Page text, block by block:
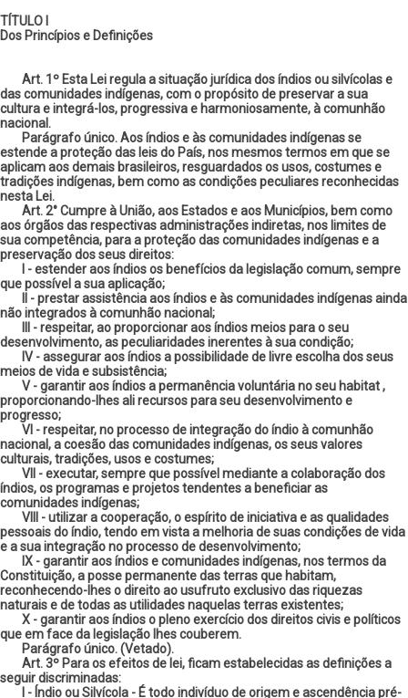
TÍTULO I
Dos Princípios e Definições
Art. 1º Esta Lei regula a situação jurídica dos índios ou silvícolas e
das comunidades indígenas, com o propósito de preservar a sua
cultura e integrá-los, progressiva e harmoniosamente, à comunhão
nacional.
Parágrafo único. Aos índios e às comunidades indígenas se
estende a proteção das leis do País, nos mesmos termos em que se
aplicam aos demais brasileiros, resguardados os usos, costumes e
tradições indígenas, bem como as condições peculiares reconhecidas
nesta Lei.
Art. 2° Cumpre à União, aos Estados e aos Municípios, bem como
aos órgãos das respectivas administrações indiretas, nos limites de
sua competência, para a proteção das comunidades indígenas e a
preservação dos seus direitos:
I - estender aos índios os benefícios da legislação comum, sempre
que possível a sua aplicação;
II - prestar assistência aos índios e às comunidades indígenas ainda
não integrados à comunhão nacional;
III - respeitar, ao proporcionar aos índios meios para o seu
desenvolvimento, as peculiaridades inerentes à sua condição;
IV - assegurar aos índios a possibilidade de livre escolha dos seus
meios de vida e subsistência;
V - garantir aos índios a permanência voluntária no seu habitat ,
proporcionando-lhes ali recursos para seu desenvolvimento e
progresso;
VI - respeitar, no processo de integração do índio à comunhão
nacional, a coesão das comunidades indígenas, os seus valores
culturais, tradições, usos e costumes;
VII - executar, sempre que possível mediante a colaboração dos
índios, os programas e projetos tendentes a beneficiar as
comunidades indígenas;
VIII - utilizar a cooperação, o espírito de iniciativa e as qualidades
pessoais do índio, tendo em vista a melhoria de suas condições de vida
e a sua integração no processo de desenvolvimento;
IX - garantir aos índios e comunidades indígenas, nos termos da
Constituição, a posse permanente das terras que habitam,
reconhecendo-lhes o direito ao usufruto exclusivo das riquezas
naturais e de todas as utilidades naquelas terras existentes;
X - garantir aos índios o pleno exercício dos direitos civis e políticos
que em face da legislação lhes couberem.
Parágrafo único. (Vetado).
Art. 3º Para os efeitos de lei, ficam estabelecidas as definições a
seguir discriminadas:
I - Índio ou Silvícola - É todo indivíduo de origem e ascendência pré-